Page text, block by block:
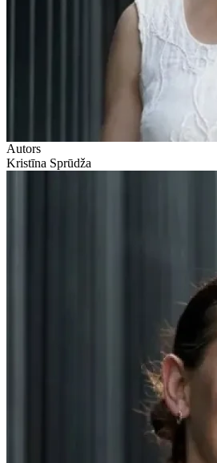
Autors
Kristīna Sprūdža